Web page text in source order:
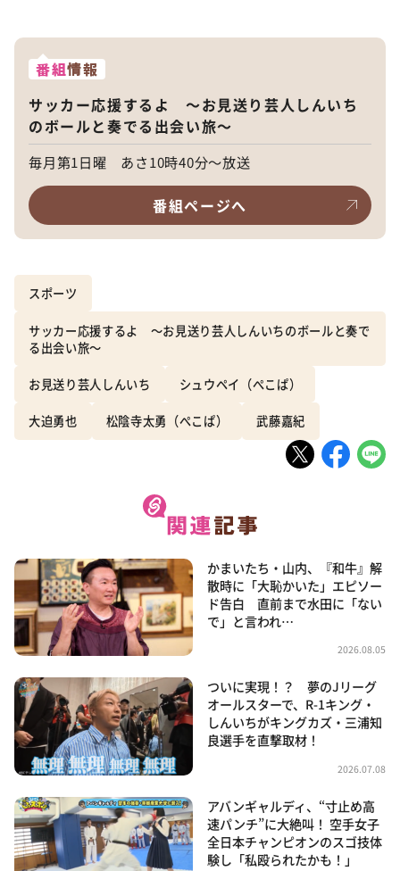
番組情報
サッカー応援するよ ～お見送り芸人しんいち
のボールと奏でる出会い旅～
毎月第1日曜 あさ10時40分～放送
番組ページへ
スポーツ
サッカー応援するよ ～お見送り芸人しんいちのボールと奏で
る出会い旅～
お見送り芸人しんいち シュウペイ（ぺこぱ）
大迫勇也 松陰寺太勇（ぺこぱ） 武藤嘉紀
かまいたち・山内、『和牛』解
散時に「大恥かいた」エピソー
ド告白 直前まで水田に「ない
で」と言われ…
2026.08.05
ついに実現！？ 夢のJリーグ
オールスターで、R-1キング・
しんいちがキングカズ・三浦知
良選手を直撃取材！
2026.07.08
アバンギャルディ、“寸止め高
速パンチ”に大絶叫！ 空手女子
全日本チャンピオンのスゴ技体
験し「私殴られたかも！」